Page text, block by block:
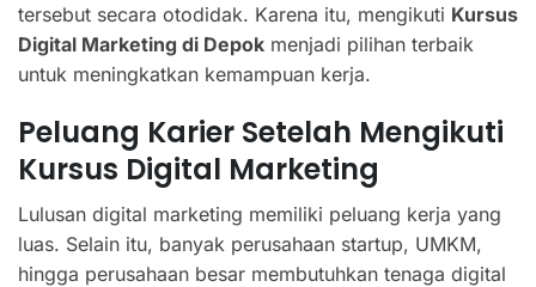
tersebut secara otodidak. Karena itu, mengikuti Kursus
Digital Marketing di Depok menjadi pilihan terbaik
untuk meningkatkan kemampuan kerja.
Peluang Karier Setelah Mengikuti
Kursus Digital Marketing
Lulusan digital marketing memiliki peluang kerja yang
luas. Selain itu, banyak perusahaan startup, UMKM,
hingga perusahaan besar membutuhkan tenaga digital